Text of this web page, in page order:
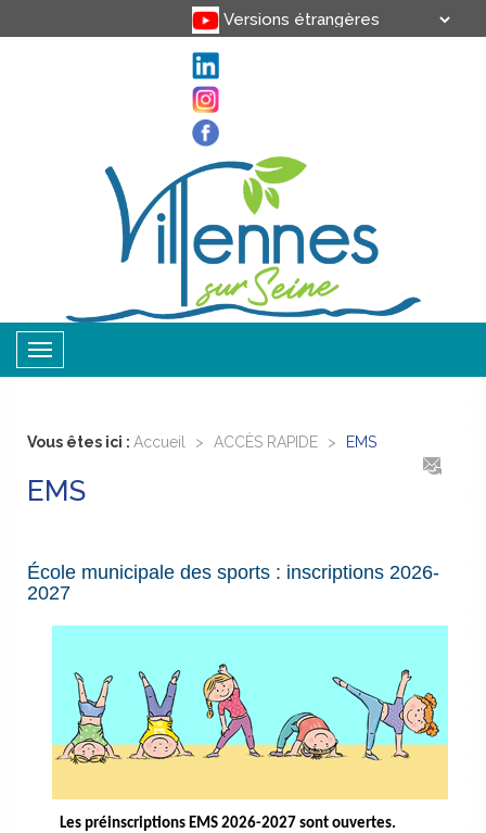
Toggle
navigation
Vous êtes ici : Accueil > ACCÈS RAPIDE > EMS
EMS
École municipale des sports : inscriptions 2026-
2027
Les préinscriptions EMS 2026-2027 sont ouvertes.